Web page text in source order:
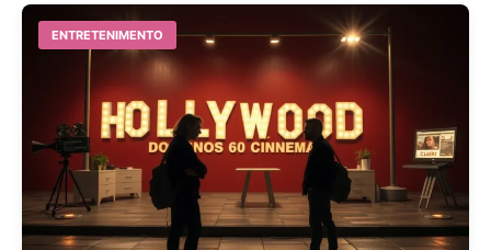
ENTRETENIMENTO